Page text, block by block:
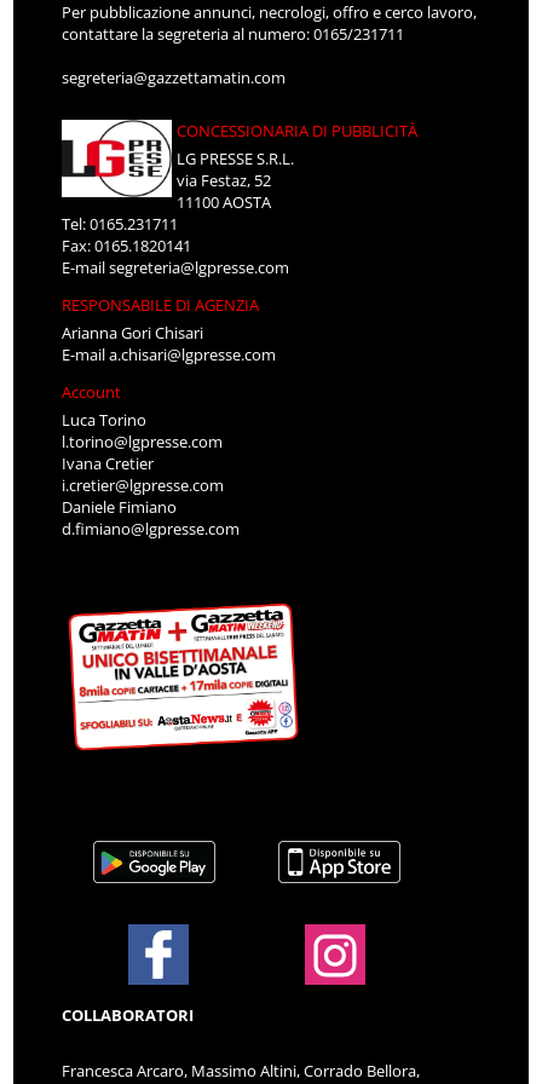
Per pubblicazione annunci, necrologi, offro e cerco lavoro,
contattare la segreteria al numero: 0165/231711
segreteria@gazzettamatin.com
CONCESSIONARIA DI PUBBLICITÀ
LG PRESSE S.R.L.
via Festaz, 52
11100 AOSTA
Tel: 0165.231711
Fax: 0165.1820141
E-mailsegreteria@lgpresse.com
RESPONSABILE DI AGENZIA
Arianna Gori Chisari
E-maila.chisari@lgpresse.com
Account
Luca Torino
l.torino@lgpresse.com
Ivana Cretier
i.cretier@lgpresse.com
Daniele Fimiano
d.fimiano@lgpresse.com
COLLABORATORI
Francesca Arcaro, Massimo Altini, Corrado Bellora,